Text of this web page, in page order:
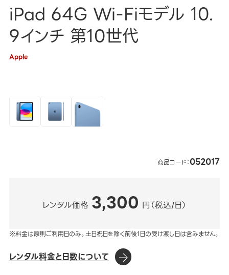
iPad 64G Wi-Fiモデル 10.
9インチ 第10世代
Apple
商品コード：052017
レンタル価格 3,300 円（税込/日）
※料金は原則ご利用日のみ。土日祝日を除く前後1日の受け渡し日は含みません。
レンタル料金と日数について